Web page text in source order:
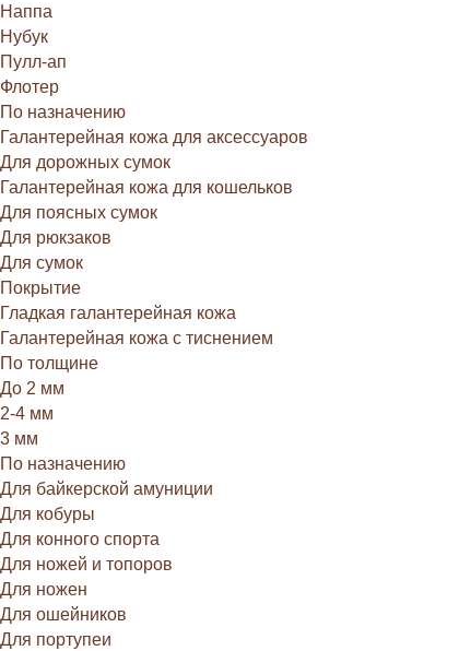
Наппа
Нубук
Пулл-ап
Флотер
По назначению
Галантерейная кожа для аксессуаров
Для дорожных сумок
Галантерейная кожа для кошельков
Для поясных сумок
Для рюкзаков
Для сумок
Покрытие
Гладкая галантерейная кожа
Галантерейная кожа с тиснением
По толщине
До 2 мм
2-4 мм
3 мм
По назначению
Для байкерской амуниции
Для кобуры
Для конного спорта
Для ножей и топоров
Для ножен
Для ошейников
Для портупеи